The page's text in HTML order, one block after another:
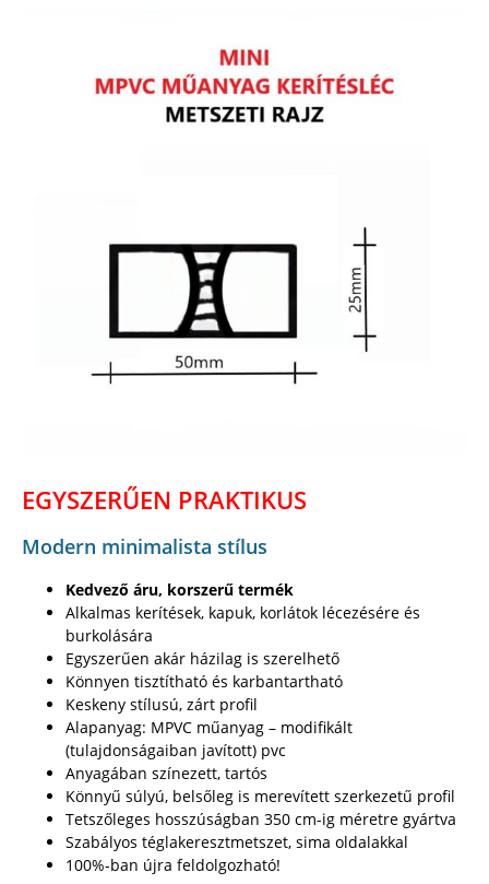
EGYSZERŰEN PRAKTIKUS
Modern minimalista stílus
Kedvező áru, korszerű termék
Alkalmas kerítések, kapuk, korlátok lécezésére és
burkolására
Egyszerűen akár házilag is szerelhető
Könnyen tisztítható és karbantartható
Keskeny stílusú, zárt profil
Alapanyag: MPVC műanyag – modifikált
(tulajdonságaiban javított) pvc
Anyagában színezett, tartós
Könnyű súlyú, belsőleg is merevített szerkezetű profil
Tetszőleges hosszúságban 350 cm-ig méretre gyártva
Szabályos téglakeresztmetszet, sima oldalakkal
100%-ban újra feldolgozható!